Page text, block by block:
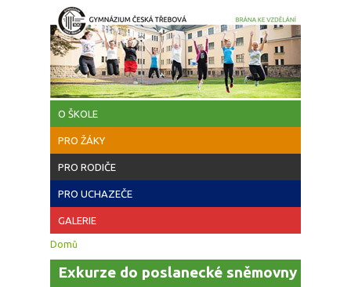
Přejít k hlavnímu obsahu
O ŠKOLE
PRO ŽÁKY
PRO RODIČE
PRO UCHAZEČE
GALERIE
Jste zde
Domů
Exkurze do poslanecké sněmovny